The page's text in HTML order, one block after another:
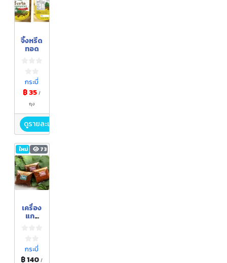
จิ้งหรีด
ทอด
กระบี่
฿ 35/
ถุง
ดูรายละเอียด
ใหม่ 73
เครื่อง
แกง
วง
กระบี่
กระบี่
฿ 140/